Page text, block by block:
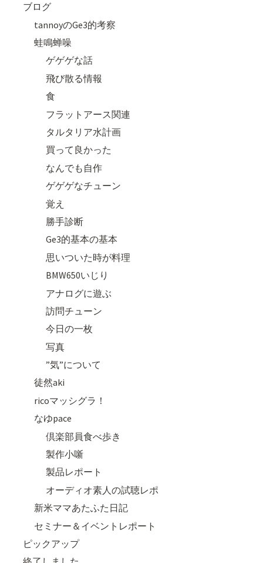
ブログ
tannoyのGe3的考察
蛙鳴蝉噪
ゲゲゲな話
飛び散る情報
食
フラットアース関連
タルタリア水計画
買って良かった
なんでも自作
ゲゲゲなチューン
覚え
勝手診断
Ge3的基本の基本
思いついた時が料理
BMW650いじり
アナログに遊ぶ
訪問チューン
今日の一枚
写真
”気”について
徒然aki
ricoマッシグラ！
なゆpace
倶楽部員食べ歩き
製作小噺
製品レポート
オーディオ素人の試聴レポ
新米ママあたふた日記
セミナー＆イベントレポート
ピックアップ